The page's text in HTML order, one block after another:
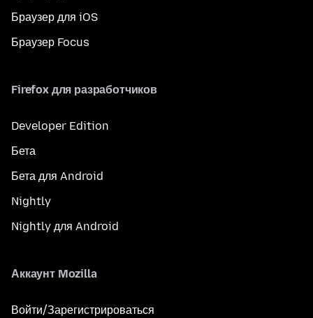
Браузер для iOS
Браузер Focus
Firefox для разработчиков
Developer Edition
Бета
Бета для Android
Nightly
Nightly для Android
Аккаунт Mozilla
Войти/Зарегистрироваться